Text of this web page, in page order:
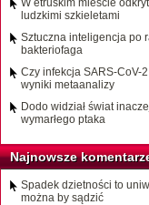
ludzkimi szkieletami
Sztuczna inteligencja po
bakteriofaga
Czy infekcja SARS-CoV-
wyniki metaanalizy
Dodo widział świat
wymarłego ptaka
Najnowsze
Spadek dzietności to
można by sądzić